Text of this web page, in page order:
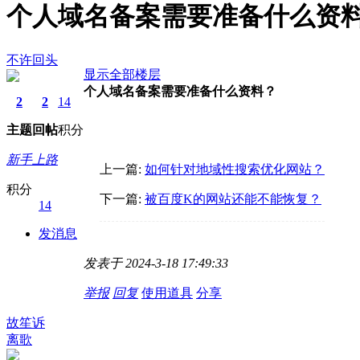
个人域名备案需要准备什么资
不许回头
2
主题
2
回帖
14
积分
新手上路
积分
14
发消息
显示全部楼层
个人域名备案需要准备什么资料？
上一篇: 如何针对地域性搜索优化网站？
下一篇: 被百度K的网站还能不能恢复？
发表于 2024-3-18 17:49:33
举报 回复 使用道具 分享
故笙诉
离歌